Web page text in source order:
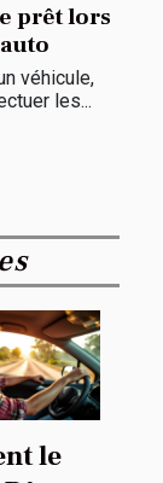
prêt lors
véhicule,
les...
le